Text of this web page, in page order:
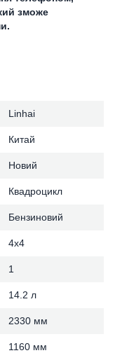
зможе
Linhai
Китай
Новий
Квадроцикл
Бензиновий
4х4
1
14.2 л
2330 мм
1160 мм